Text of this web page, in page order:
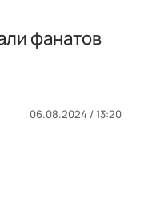
фанатов
06.08.2024 / 13:20